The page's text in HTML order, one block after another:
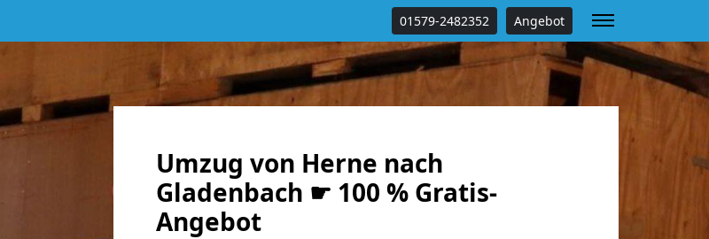
01579-2482352 Angebot
Umzug von Herne nach
Gladenbach ☛ 100 % Gratis-
Angebot